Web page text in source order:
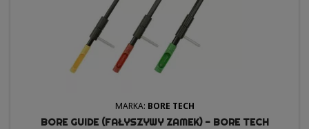
MARKA: BORE TECH
BORE GUIDE (FAŁYSZYWY ZAMEK) - BORE TECH